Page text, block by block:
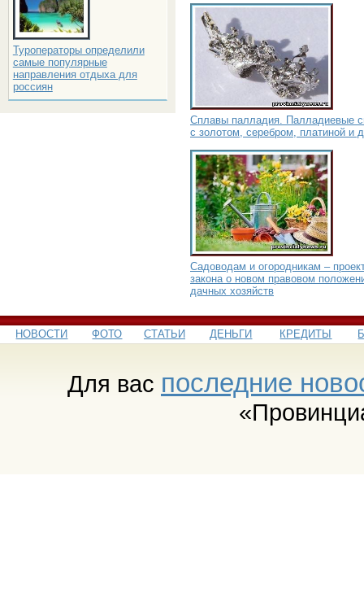
Туроператоры определили
самые популярные
направления отдыха для
россиян
Сплавы палладия. Палладиевые
с золотом, серебром, платиной и
Садоводам и огородникам –
закона о новом правовом
дачных хозяйств
НОВОСТИ ФОТО СТАТЬИ ДЕНЬГИ КРЕДИТЫ
Для вас последние